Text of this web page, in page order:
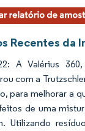
Recentes da
A Valérius
com a
para melhorar a
de uma
Utilizando